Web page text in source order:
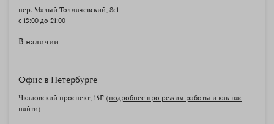
пер. Малый Толмачевский, 8с1
с 13:00 до 21:00
В наличии
Офис в Петербурге
Чкаловский проспект, 15Г (подробнее про режим работы и как нас
найти)